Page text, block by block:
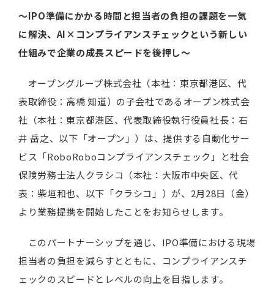
～IPO準備にかかる時間と担当者の負担の課題を一気
に解決、AI×コンプライアンスチェックという新しい
仕組みで企業の成長スピードを後押し～
オープングループ株式会社（本社：東京都港区、代
表取締役：高橋 知道）の子会社であるオープン株式会
社（本社：東京都港区、代表取締役執行役員社長：石
井 岳之、以下「オープン」）は、提供する自動化サー
ビス「RoboRoboコンプライアンスチェック」と社会
保険労務士法人クラシコ（本社：大阪市中央区、代
表：柴垣和也、以下「クラシコ」）が、2月28日（金）
より業務提携を開始したことをお知らせします。
このパートナーシップを通じ、IPO準備における現場
担当者の負担を減らすとともに、コンプライアンスチ
ェックのスピードとレベルの向上を目指します。